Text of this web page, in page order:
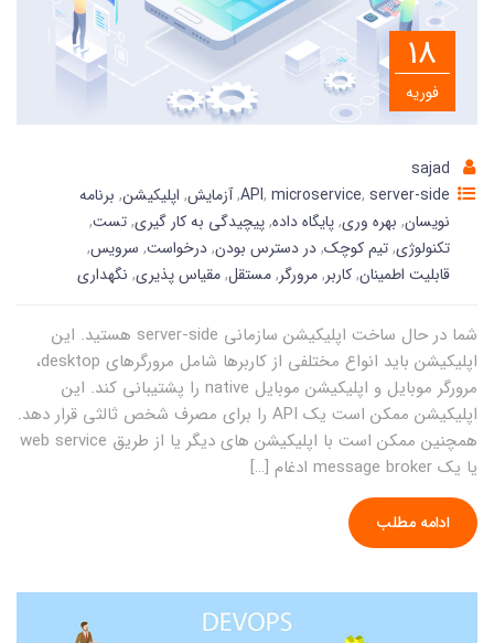
18
فوریه
sajad
API, microservice, server-side
,آزمایش, اپلیکیشن, برنامه
نویسان, بهره وری,پایگاه داده,پیچیدگی به کار گیری,تست,
تکنولوژی,تیم کوچک,در دسترس بودن,درخواست, سرویس,
قابلیت اطمینان,کاربر,مرورگر,مستقل,مقیاس پذیری, نگهداری
شما در حال ساخت اپلیکیشن سازمانی server-side هستید. این
اپلیکیشن باید انواع مختلفی از کاربرها شامل مرورگرهای desktop،
مرورگر موبایل و اپلیکیشن موبایل native را پشتیبانی کند. این
اپلیکیشن ممکن است یک API را برای مصرف شخص ثالثی قرار دهد.
همچنین ممکن است با اپلیکیشن های دیگر یا از طریق web service
یا یک message broker ادغام […]
ادامه مطلب